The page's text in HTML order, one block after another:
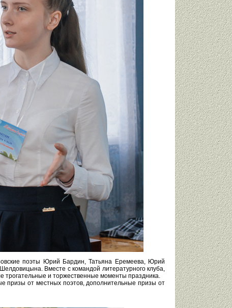
поэты Юрий Бардин, Татьяна Еремеева, Юрий
Вместе с командой литературного клуба,
трогательные и торжественные моменты праздника.
призы от местных поэтов, дополнительные призы от